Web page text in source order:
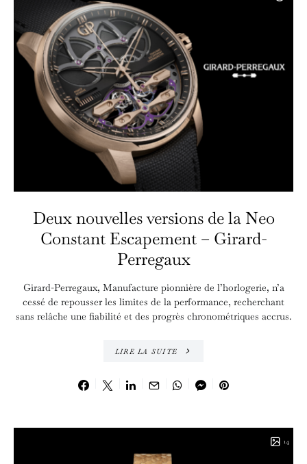
Deux nouvelles versions de la Neo
Constant Escapement – Girard-
Perregaux
Girard-Perregaux, Manufacture pionnière de l’horlogerie, n’a
cessé de repousser les limites de la performance, recherchant
sans relâche une fiabilité et des progrès chronométriques accrus.
LIRE LA SUITE
14